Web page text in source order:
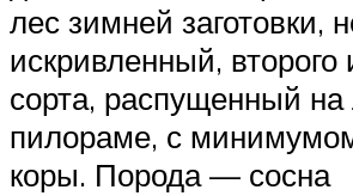
лес зимней заготовки,
искривленный, второго
сорта, распущенный на
пилораме, с
коры. Порода — сосна